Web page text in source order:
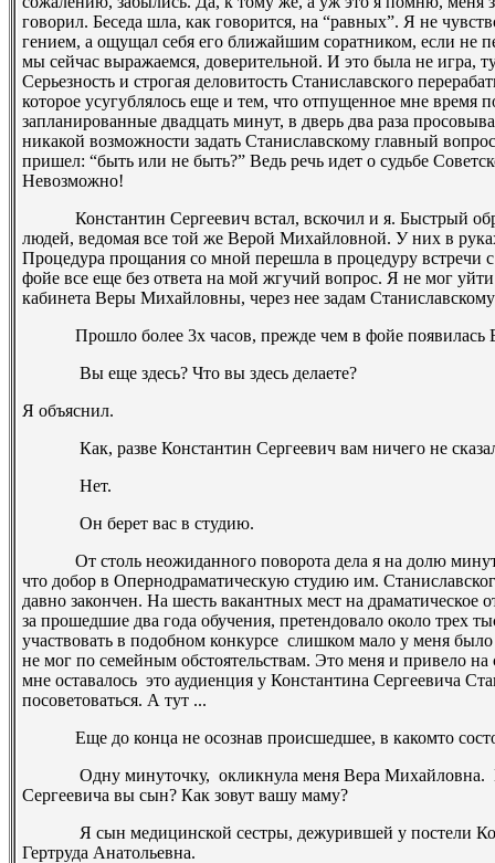
говорил. Беседа шла, как говорится, на “равных”. Я не
гением, а ощущал себя его ближайшим соратником, если не
мы сейчас выражаемся, доверительной. И это была не игра,
Серьезность и строгая деловитость Станиславского
которое усугублялось еще и тем, что отпущенное мне время
запланированные двадцать минут, в дверь два раза
никакой возможности задать Станиславскому главный
пришел: “быть или не быть?” Ведь речь идет о судьбе
Невозможно!
Константин Сергеевич встал, вскочил и я. Быстрый
людей, ведомая все той же Верой Михайловной. У них в
Процедура прощания со мной перешла в процедуру встречи
фойе все еще без ответа на мой жгучий вопрос. Я не мог
кабинета Веры Михайловны, через нее задам
Прошло более 3­х часов, прежде чем в фойе появилась
­ Вы еще здесь? Что вы здесь делаете?
Я объяснил.
Как, разве Константин Сергеевич вам ничего не
­ Нет.
­ Он берет вас в студию.
От столь неожиданного поворота дела я на долю
что добор в Оперно­драматическую студию им.
давно закончен. На шесть вакантных мест на драматическое
за прошедшие два года обучения, претендовало около трех
участвовать в подобном конкурсе ­ слишком мало у меня
не мог по семейным обстоятельствам. Это меня и привело
мне оставалось ­ это аудиенция у Константина Сергеевича
посоветоваться. А тут ...
Еще до конца не осознав происшедшее, в каком­то
Одну минуточку, ­ окликнула меня Вера Михайловна.
Сергеевича вы сын? Как зовут вашу маму?
Я сын медицинской сестры, дежурившей у постели
Гертруда Анатольевна.